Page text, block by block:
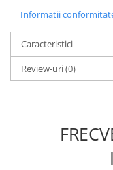
Ingrasaminte plante -
Ingrasaminte plante -
Ingrasaminte plante -
Casa, Gradina
Accesorii irigat
Informatii
Caracteristici
Review-uri(0)